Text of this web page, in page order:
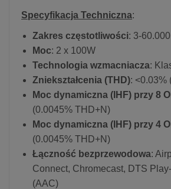
Specyfikacja Techniczna:
Zakres częstotliwości: 3-
Moc: 2 x 100W
Technologia wzmacniacza:
Zniekształcenia (THD): <0.03%
Moc dynamiczna (IHF) przy 8
(0.0045% THD+N)
Moc dynamiczna (IHF) przy 4
(0.0045% THD+N)
Łączność bezprzewodowa:
Connect, Chromecast, DTS
(AAC)